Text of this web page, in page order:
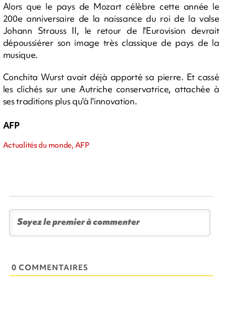
Alors que le pays de Mozart célèbre cette année le
200e anniversaire de la naissance du roi de la valse
Johann Strauss II, le retour de l'Eurovision devrait
dépoussiérer son image très classique de pays de la
musique.
Conchita Wurst avait déjà apporté sa pierre. Et cassé
les clichés sur une Autriche conservatrice, attachée à
ses traditions plus qu'à l'innovation.
AFP
Actualités du monde, AFP
0 COMMENTAIRES